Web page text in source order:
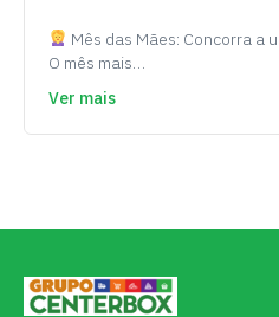
Mês das Mães: Concorra a
O mês mais…
Ver mais